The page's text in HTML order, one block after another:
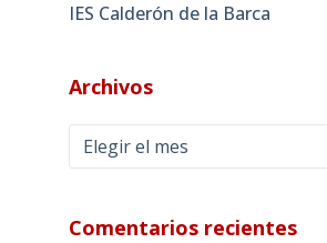
IES Calderón de la Barca
Archivos
Archivos
Comentarios recientes